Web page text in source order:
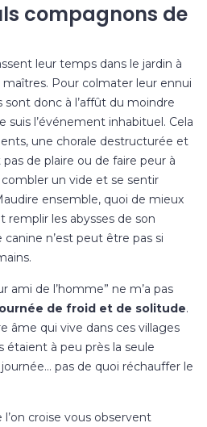
compagnons de
leur temps dans le jardin à
Pour colmater leur ennui
sont donc à l’affût du moindre
l’événement inhabituel. Cela
une chorale destructurée et
de plaire ou de faire peur à
un vide et se sentir
ensemble, quoi de mieux
remplir les abysses de son
n’est peut être pas si
ami de l’homme” ne m’a pas
de froid et de solitude.
âme qui vive dans ces villages
étaient à peu près la seule
pas de quoi réchauffer le
croise vous observent